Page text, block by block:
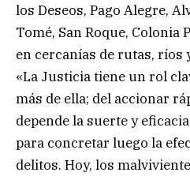
los Deseos, Pago Alegre,
Tomé, San Roque, Colonia
en cercanías de rutas, ríos
«La Justicia tiene un rol
más de ella; del accionar
depende la suerte y
para concretar luego la
delitos. Hoy, los